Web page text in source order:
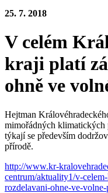
25. 7. 2018
V celém
kraji platí
ohně ve
Hejtman
mimořádných klimatických
týkají se především
přírodě.
http://www.kr-
centrum/aktuality1/v-
rozdelavani-ohne-ve-